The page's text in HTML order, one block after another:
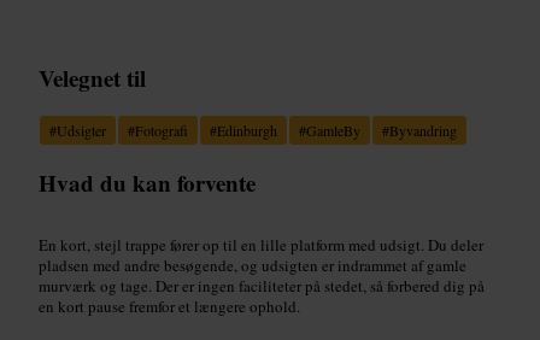
Velegnet til
#Udsigter #Fotografi #Edinburgh #GamleBy #Byvandring
Hvad du kan forvente
En kort, stejl trappe fører op til en lille platform med udsigt. Du deler
pladsen med andre besøgende, og udsigten er indrammet af gamle
murværk og tage. Der er ingen faciliteter på stedet, så forbered dig på
en kort pause fremfor et længere ophold.